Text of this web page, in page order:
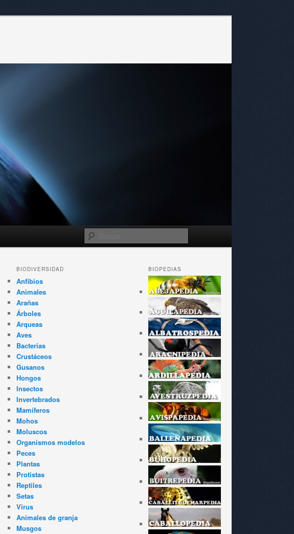
BIOPEDIAS
BIODIVERSIDAD
Anfibios
Animales
Arañas
Árboles
Arqueas
Aves
Bacterias
Crustáceos
Gusanos
Hongos
Insectos
Invertebrados
Mamíferos
Mohos
Moluscos
Organismos modelos
Peces
Plantas
Protistas
Reptiles
Setas
Virus
Animales de granja
Musgos